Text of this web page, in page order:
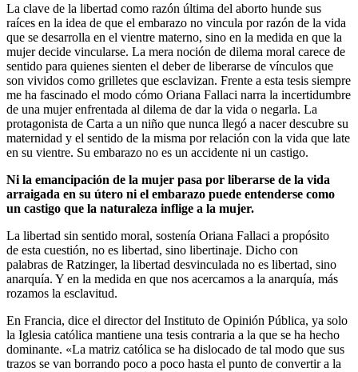
La clave de la libertad como razón última del aborto hunde sus
raíces en la idea de que el embarazo no vincula por razón de la vida
que se desarrolla en el vientre materno, sino en la medida en que la
mujer decide vincularse. La mera noción de dilema moral carece de
sentido para quienes sienten el deber de liberarse de vínculos que
son vividos como grilletes que esclavizan. Frente a esta tesis siempre
me ha fascinado el modo cómo Oriana Fallaci narra la incertidumbre
de una mujer enfrentada al dilema de dar la vida o negarla. La
protagonista de Carta a un niño que nunca llegó a nacer descubre su
maternidad y el sentido de la misma por relación con la vida que late
en su vientre. Su embarazo no es un accidente ni un castigo.
Ni la emancipación de la mujer pasa por liberarse de la vida
arraigada en su útero ni el embarazo puede entenderse como
un castigo que la naturaleza inflige a la mujer.
La libertad sin sentido moral, sostenía Oriana Fallaci a propósito
de esta cuestión, no es libertad, sino libertinaje. Dicho con
palabras de Ratzinger, la libertad desvinculada no es libertad, sino
anarquía. Y en la medida en que nos acercamos a la anarquía, más
rozamos la esclavitud.
En Francia, dice el director del Instituto de Opinión Pública, ya solo
la Iglesia católica mantiene una tesis contraria a la que se ha hecho
dominante. «La matriz católica se ha dislocado de tal modo que sus
trazos se van borrando poco a poco hasta el punto de convertir a la